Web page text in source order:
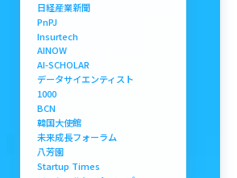
日経産業新聞
PnPJ
Insurtech
AINOW
AI-SCHOLAR
データサイエンティスト
1000
BCN
韓国大使館
未来成長フォーラム
八芳園
Startup Times